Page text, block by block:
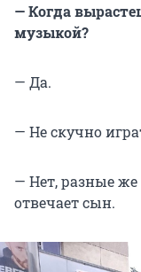
— Когда
музыкой?
— Да.
— Не скучно
— Нет, разные же
отвечает сын.